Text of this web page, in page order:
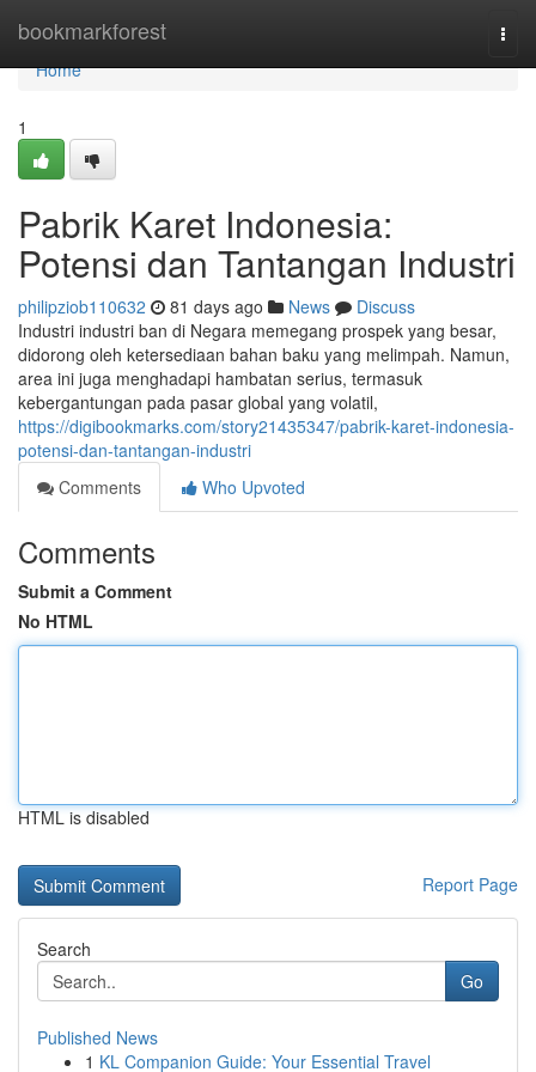
bookmarkforest
Home
Home
1
Pabrik Karet Indonesia:
Potensi dan Tantangan Industri
philipziob110632 81 days ago News
Discuss
Industri industri ban di Negara memegang prospek yang besar,
didorong oleh ketersediaan bahan baku yang melimpah. Namun,
area ini juga menghadapi hambatan serius, termasuk
kebergantungan pada pasar global yang volatil,
https://digibookmarks.com/story21435347/pabrik-karet-indonesia-
potensi-dan-tantangan-industri
Comments
Who Upvoted
Comments
Submit a Comment
No HTML
HTML is disabled
Report Page
Search
Go
Published News
1 KL Companion Guide: Your Essential Travel